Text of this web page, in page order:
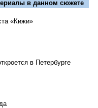
в данном сюжете
«Кижи»
в Петербурге